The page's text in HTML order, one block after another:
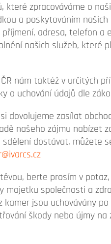
které zpracováváme o
a poskytováním
adresa, telefon a
našich služeb, které
nám taktéž v určitých
o uchování údajů dle
dovolujeme zasílat
našeho zájmu nabízet
dostávat, můžete
berte prosím v
majetku společnosti a
kamer jsou uchovávány
škody nebo újmy